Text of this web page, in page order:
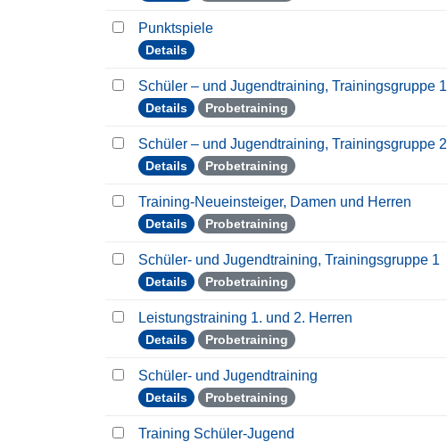
Punktspiele
Details
Schüler – und Jugendtraining, Trainingsgruppe 1
Details Probetraining
Schüler – und Jugendtraining, Trainingsgruppe 2
Details Probetraining
Training-Neueinsteiger, Damen und Herren
Details Probetraining
Schüler- und Jugendtraining, Trainingsgruppe 1
Details Probetraining
Leistungstraining 1. und 2. Herren
Details Probetraining
Schüler- und Jugendtraining
Details Probetraining
Training Schüler-Jugend